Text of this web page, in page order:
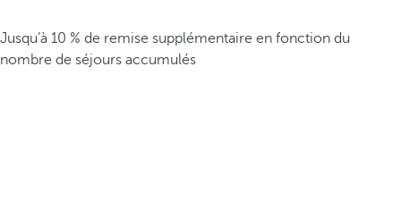
Jusqu’à 10 % de remise supplémentaire en fonction du
nombre de séjours accumulés